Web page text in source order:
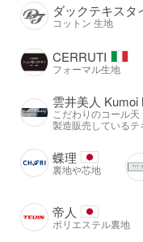
ダックテキスタ
コットン 生地
CERRUTI
フォーマル生地
雲井美人
こだわりのコール
製造販売している
蝶理
裏地や芯地
帝人
ポリエステル裏地